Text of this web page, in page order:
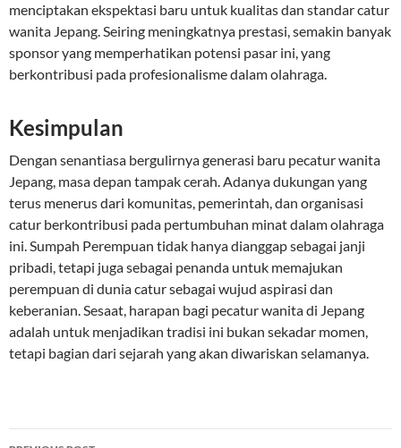
menciptakan ekspektasi baru untuk kualitas dan standar catur
wanita Jepang. Seiring meningkatnya prestasi, semakin banyak
sponsor yang memperhatikan potensi pasar ini, yang
berkontribusi pada profesionalisme dalam olahraga.
Kesimpulan
Dengan senantiasa bergulirnya generasi baru pecatur wanita
Jepang, masa depan tampak cerah. Adanya dukungan yang
terus menerus dari komunitas, pemerintah, dan organisasi
catur berkontribusi pada pertumbuhan minat dalam olahraga
ini. Sumpah Perempuan tidak hanya dianggap sebagai janji
pribadi, tetapi juga sebagai penanda untuk memajukan
perempuan di dunia catur sebagai wujud aspirasi dan
keberanian. Sesaat, harapan bagi pecatur wanita di Jepang
adalah untuk menjadikan tradisi ini bukan sekadar momen,
tetapi bagian dari sejarah yang akan diwariskan selamanya.